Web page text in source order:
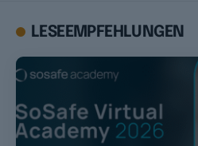
LESEEMPFEHLUNGEN